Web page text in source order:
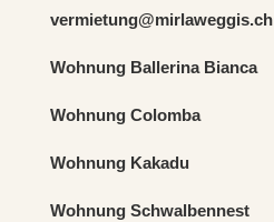
vermietung@mirlaweggis.ch
Wohnung Ballerina Bianca
Wohnung Colomba
Wohnung Kakadu
Wohnung Schwalbennest